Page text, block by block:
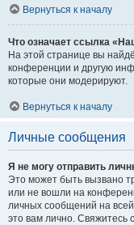
Вернуться к началу
Что означает ссылка
На этой странице вы
конференции и другую
которые они модерируют.
Вернуться к началу
Личные сообщения
Я не могу отправить
Это может быть вызвано
или не вошли на
личных сообщений на
это вам лично. Свяжитесь